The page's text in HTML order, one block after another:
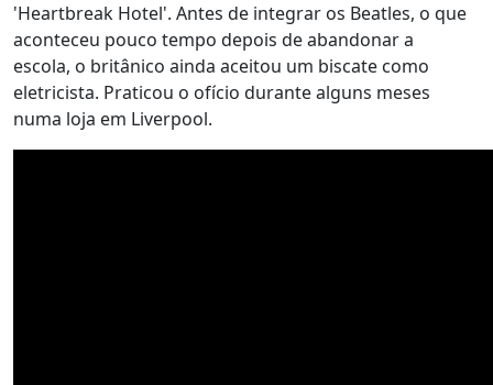
'Heartbreak Hotel'. Antes de integrar os Beatles, o que
aconteceu pouco tempo depois de abandonar a
escola, o britânico ainda aceitou um biscate como
eletricista. Praticou o ofício durante alguns meses
numa loja em Liverpool.